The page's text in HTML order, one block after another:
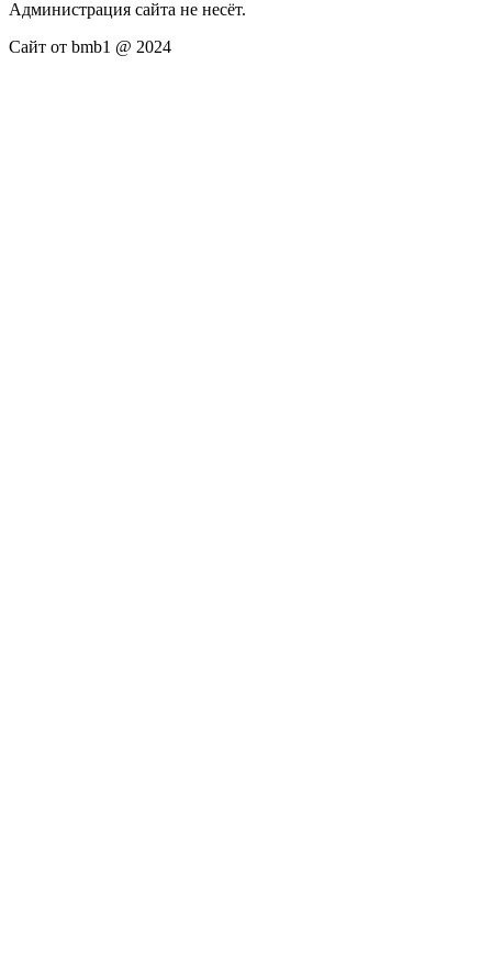
Администрация сайта не несёт.
Сайт от bmb1 @ 2024